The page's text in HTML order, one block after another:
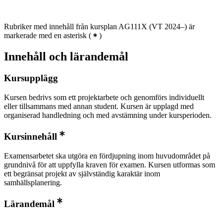
Rubriker med innehåll från kursplan AG111X (VT 2024–) är
markerade med en asterisk ( )
Innehåll och lärandemål
Kursupplägg
Kursen bedrivs som ett projektarbete och genomförs individuellt
eller tillsammans med annan student. Kursen är upplagd med
organiserad handledning och med avstämning under kursperioden.
Kursinnehåll
Examensarbetet ska utgöra en fördjupning inom huvudområdet på
grundnivå för att uppfylla kraven för examen. Kursen utformas som
ett begränsat projekt av självständig karaktär inom
samhällsplanering.
Lärandemål